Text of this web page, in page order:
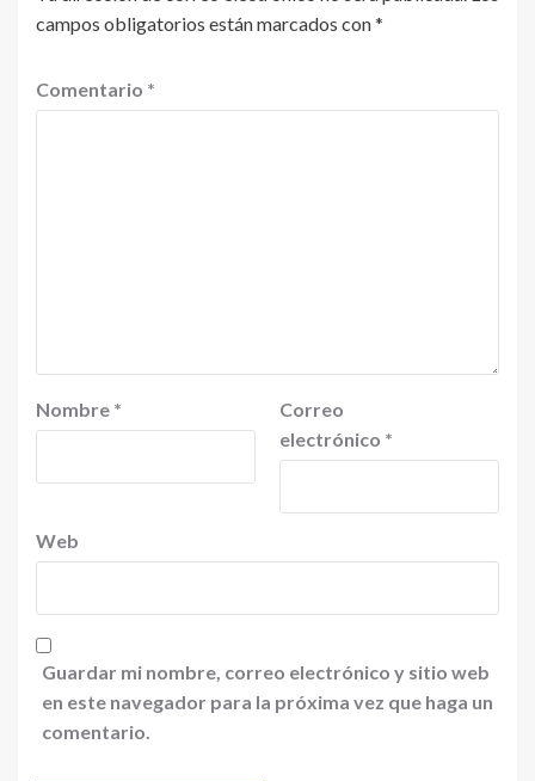
campos obligatorios están marcados con*
Comentario *
Nombre *
Correo
electrónico *
Web
Guardar mi nombre, correo electrónico y sitio web
en este navegador para la próxima vez que haga un
comentario.